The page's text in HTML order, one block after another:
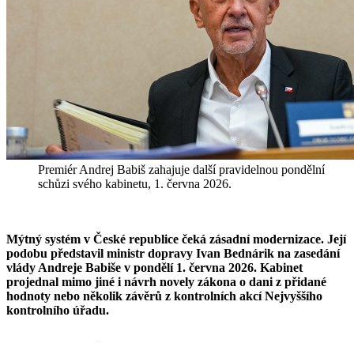
Premiér Andrej Babiš zahajuje další pravidelnou pondělní
schůzi svého kabinetu, 1. června 2026.
Mýtný systém v České republice čeká zásadní modernizace. Její
podobu představil ministr dopravy Ivan Bednárik na zasedání
vlády Andreje Babiše v pondělí 1. června 2026. Kabinet
projednal mimo jiné i návrh novely zákona o dani z přidané
hodnoty nebo několik závěrů z kontrolních akcí Nejvyššího
kontrolního úřadu.